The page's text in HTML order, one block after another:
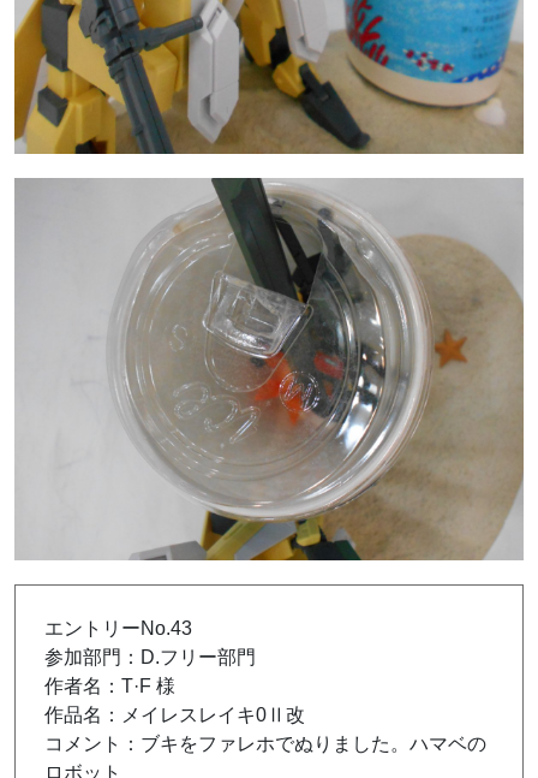
エントリーNo.43
参加部門：D.フリー部門
作者名：T·F 様
作品名：メイレスレイキ0Ⅱ改
コメント：ブキをファレホでぬりました。ハマベの
ロボット